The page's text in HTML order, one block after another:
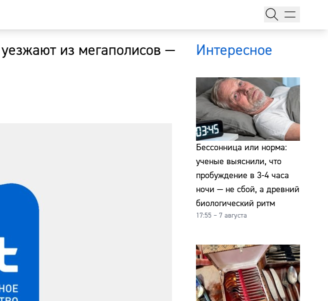
из мегаполисов —
Интересное
Бессонница или норма:
ученые выяснили, что
пробуждение в 3-4 часа
ночи — не сбой, а древний
биологический ритм
17:55 – 7 августа
Курсы валют